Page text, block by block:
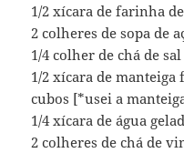
1/2 xícara de farinha
2 colheres de sopa de
1/4 colher de chá de
1/2 xícara de
cubos [*usei a
1/4 xícara de água
2 colheres de chá de